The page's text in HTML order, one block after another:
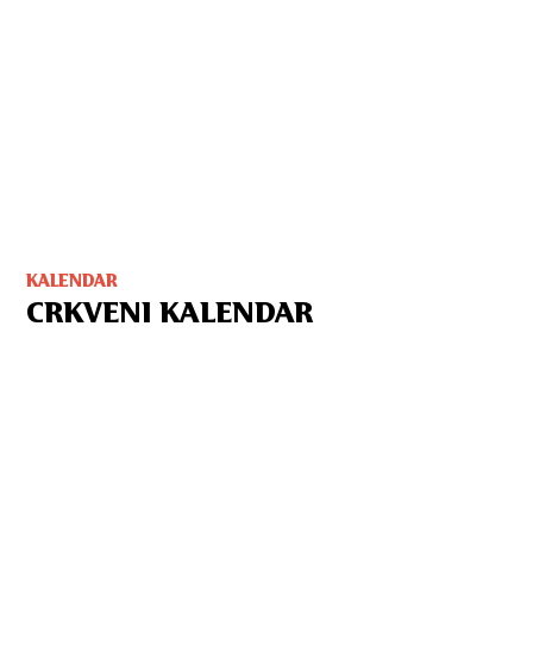
KALENDAR
CRKVENI KALENDAR